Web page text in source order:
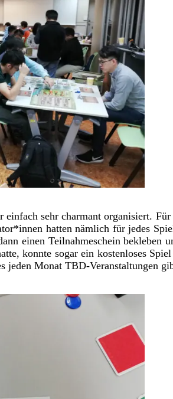
sehr charmant organisiert.
hatten nämlich für jedes
einen Teilnahmeschein
konnte sogar ein kostenloses
Monat TBD-Veranstaltungen